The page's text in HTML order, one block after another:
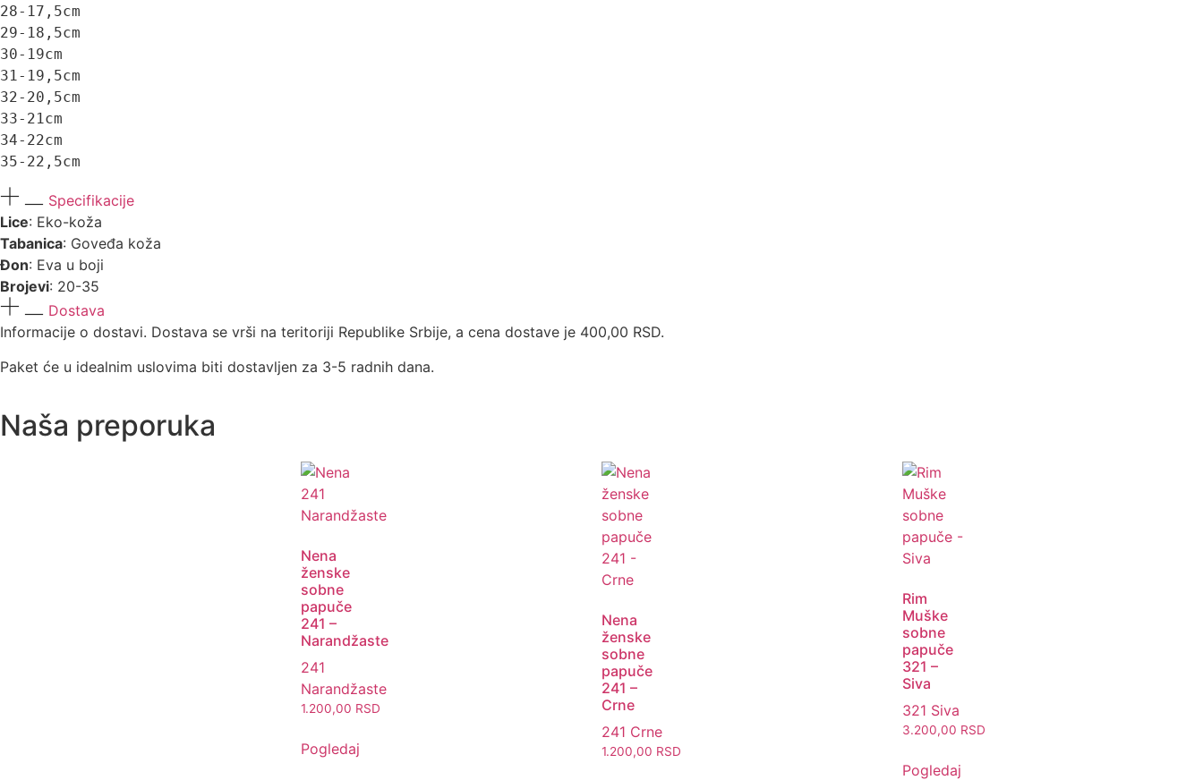
28-17,5cm
29-18,5cm
30-19cm
31-19,5cm
32-20,5cm
33-21cm
34-22cm
35-22,5cm
Specifikacije
Lice: Eko-koža
Tabanica: Goveđa koža
Đon: Eva u boji
Brojevi: 20-35
Dostava
Informacije o dostavi. Dostava se vrši na teritoriji Republike Srbije, a cena dostave je 400,00 RSD.
Paket će u idealnim uslovima biti dostavljen za 3-5 radnih dana.
Naša preporuka
Nena
ženske
sobne
papuče
241 –
Narandžaste
241
Narandžaste
1.200,00 RSD
Pogledaj
Nena
ženske
sobne
papuče
241 –
Crne
241 Crne
1.200,00 RSD
Rim
Muške
sobne
papuče
321 –
Siva
321 Siva
3.200,00 RSD
Pogledaj